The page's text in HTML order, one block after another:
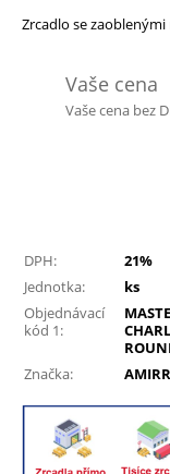
Zrcadlo se
Vaše cena
Vaše cena bez
DPH:
21%
Jednotka:
ks
Objednávací
kód 1:
Značka: